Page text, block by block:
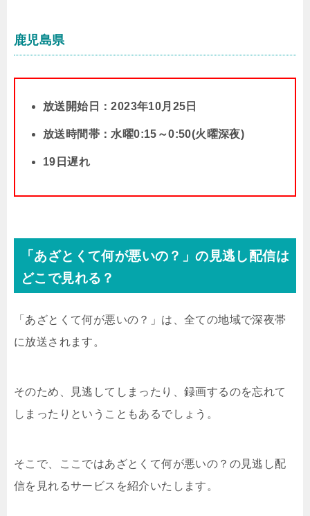
鹿児島県
放送開始日：2023年10月25日
放送時間帯：水曜0:15～0:50(火曜深夜)
19日遅れ
「あざとくて何が悪いの？」の見逃し配信は
どこで見れる？
「あざとくて何が悪いの？」は、全ての地域で深夜帯
に放送されます。
そのため、見逃してしまったり、録画するのを忘れて
しまったりということもあるでしょう。
そこで、ここではあざとくて何が悪いの？の見逃し配
信を見れるサービスを紹介いたします。